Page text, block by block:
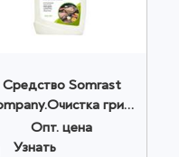
Средство Somrast
гриля
барбекю распылитель
500 мл. оптом
Опт. цена
Узнать